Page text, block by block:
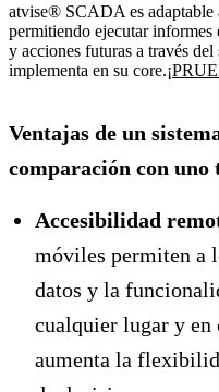
atvise® SCADA es adaptable
permitiendo ejecutar informes
y acciones futuras a través
implementa en su core.
Ventajas de un
comparación con
Accesibilidad
móviles permiten a
datos y la
cualquier lugar y
aumenta la